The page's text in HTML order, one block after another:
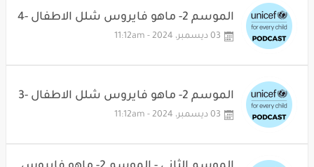
الموسم 2- ماهو فايروس شلل الاطفال -4
03 ديسمبر، 2024 - 11:12am
الموسم 2- ماهو فايروس شلل الاطفال -3
03 ديسمبر، 2024 - 11:12am